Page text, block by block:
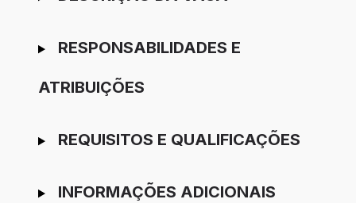
RESPONSABILIDADES E
ATRIBUIÇÕES
REQUISITOS E QUALIFICAÇÕES
INFORMAÇÕES ADICIONAIS